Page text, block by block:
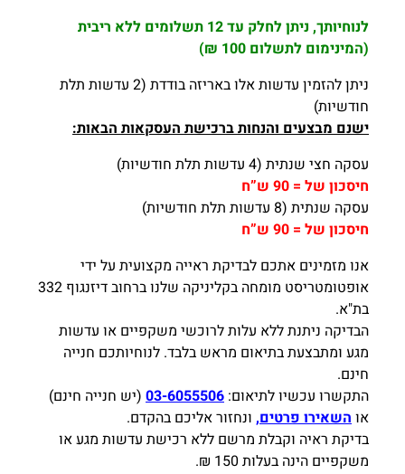
לנוחיותך, ניתן לחלק עד 12 תשלומים ללא ריבית
(המינימום לתשלום 100 ₪)
ניתן להזמין עדשות אלו באריזה בודדת (2 עדשות תלת
חודשיות)
ישנם מבצעים והנחות ברכישת העסקאות הבאות:
עסקה חצי שנתית (4 עדשות תלת חודשיות)
חיסכון של = 90 ש”ח
עסקה שנתית (8 עדשות תלת חודשיות)
חיסכון של = 90 ש”ח
אנו מזמינים אתכם לבדיקת ראייה מקצועית על ידי
אופטומטריסט מומחה בקליניקה שלנו ברחוב דיזנגוף 332
בת"א.
הבדיקה ניתנת ללא עלות לרוכשי משקפיים או עדשות
מגע ומתבצעת בתיאום מראש בלבד. לנוחיותכם חנייה
חינם.
התקשרו עכשיו לתיאום: 03-6055506 (יש חנייה חינם)
אוהשאירו פרטים, ונחזור אליכם בהקדם.
בדיקת ראיה וקבלת מרשם ללא רכישת עדשות מגע או
משקפיים הינה בעלות 150 ₪.